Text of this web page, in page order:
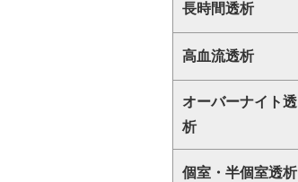
長時間透析
高血流透析
オーバーナイト透
析
個室・半個室透析